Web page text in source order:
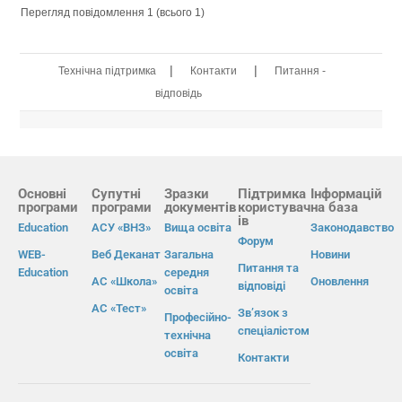
Перегляд повідомлення 1 (всього 1)
Технічна підтримка | Контакти |
Питання -
відповідь
Основні
програми
Education
WEB-
Education
Супутні
програми
АСУ «ВНЗ»
Веб Деканат
АС «Школа»
АС «Тест»
Зразки
документів
Вища освіта
Загальна
середня
освіта
Професійно-
технічна
освіта
Підтримка
користувач
ів
Форум
Питання та
відповіді
Зв’язок з
спеціалістом
Контакти
Інформацій
на база
Законодавство
Новини
Оновлення